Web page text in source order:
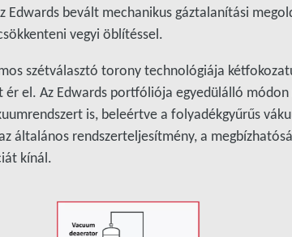
Edwards bevált mechanikus gáztalanítási
vegyi öblítéssel.
szétválasztó torony technológiája
ér el. Az Edwards portfóliója egyedülálló
is, beleértve a folyadékgyűrűs
általános rendszerteljesítmény, a
kínál.